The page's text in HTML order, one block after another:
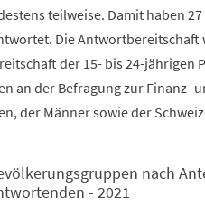
teilweise. Damit haben
Die
der 15- bis 24-jährigen
an der Befragung zur Finanz-
der Männer sowie der
nach Anteil in
nach
- 2021